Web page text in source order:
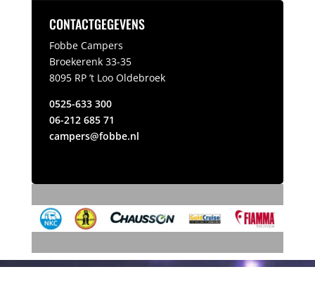
CONTACTGEGEVENS
Fobbe Campers
Broekerenk 33-35
8095 RP ’t Loo Oldebroek
0525-633 300
06-212 685 71
campers@fobbe.nl